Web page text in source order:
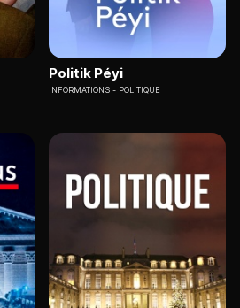
Politik Péyi
INFORMATIONS POLITIQUE